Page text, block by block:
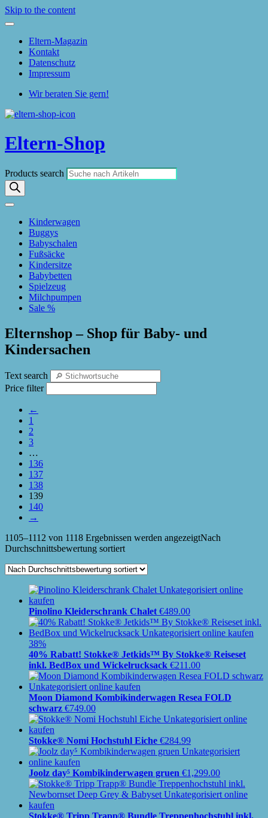
Skip to the content
Eltern-Magazin
Kontakt
Datenschutz
Impressum
Wir beraten Sie gern!
Eltern-Shop
Products search
Kinderwagen
Buggys
Babyschalen
Fußsäcke
Kindersitze
Babybetten
Spielzeug
Milchpumpen
Sale %
Elternshop – Shop für Baby- und
Kindersachen
Text search
Price filter
←
1
2
3
…
136
137
138
139
140
→
1105–1112 von 1118 Ergebnissen werden angezeigtNach
Durchschnittsbewertung sortiert
Pinolino Kleiderschrank Chalet €489.00
38%
40% Rabatt! Stokke® Jetkids™ By Stokke® Reiseset
inkl. BedBox und Wickelrucksack €211.00
Moon Diamond Kombikinderwagen Resea FOLD
schwarz €749.00
Stokke® Nomi Hochstuhl Eiche €284.99
Joolz day⁵ Kombikinderwagen gruen €1,299.00
Stokke® Tripp Trapp® Bundle Treppenhochstuhl inkl.